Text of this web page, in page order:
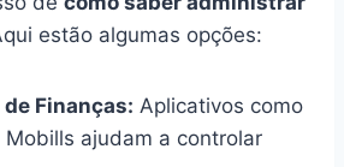
estão algumas opções:
Finanças: Aplicativos como
Mobills ajudam a controlar